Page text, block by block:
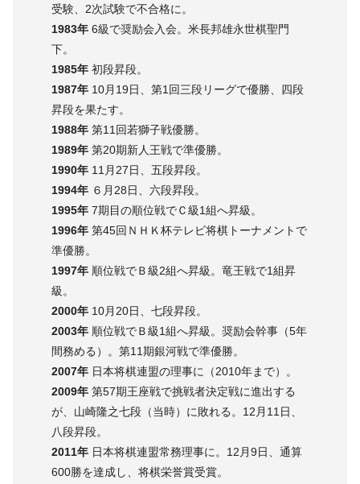
受験、2次試験で不合格に。
1983年 6級で奨励会入会。米長邦雄永世棋聖門
下。
1985年 初段昇段。
1987年 10月19日、第1回三段リーグで優勝、四段
昇段を果たす。
1988年 第11回若獅子戦優勝。
1989年 第20期新人王戦で準優勝。
1990年 11月27日、五段昇段。
1994年 ６月28日、六段昇段。
1995年 7期目の順位戦でＣ級1組へ昇級。
1996年 第45回ＮＨＫ杯テレビ将棋トーナメントで
準優勝。
1997年 順位戦でＢ級2組へ昇級。竜王戦で1組昇
級。
2000年 10月20日、七段昇段。
2003年 順位戦でＢ級1組へ昇級。奨励会幹事（5年
間務める）。第11期銀河戦で準優勝。
2007年 日本将棋連盟の理事に（2010年まで）。
2009年 第57期王座戦で挑戦者決定戦に進出する
が、山崎隆之七段（当時）に敗れる。12月11日、
八段昇段。
2011年 日本将棋連盟常務理事に。12月9日、通算
600勝を達成し、将棋栄誉賞受賞。